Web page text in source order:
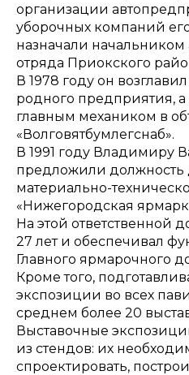
организации
уборочных компаний
назначали
отряда Приокского
В 1978 году он
родного предприятия,
главным механиком в
«Волговятбумлегснаб».
В 1991 году Владимиру
предложили должность
материально-
«Нижегородская
На этой ответственной
27 лет и обеспечивал
Главного ярмарочного
Кроме того,
экспозиции во всех
среднем более 20
Выставочные
из стендов: их
спроектировать,